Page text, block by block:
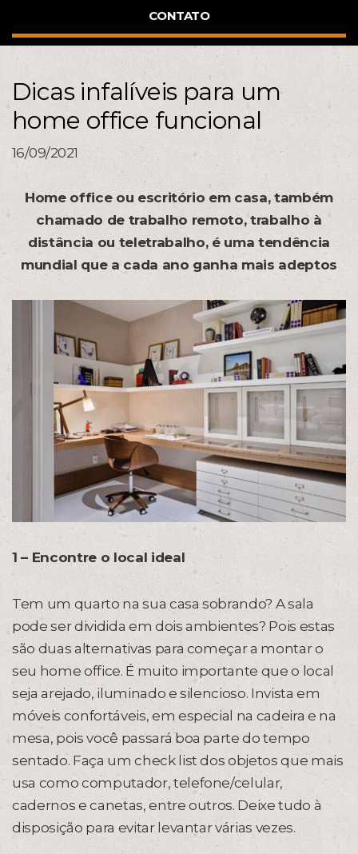
CONTATO
Dicas infalíveis para um
home office funcional
16/09/2021
Home office ou escritório em casa, também
chamado de trabalho remoto, trabalho à
distância ou teletrabalho, é uma tendência
mundial que a cada ano ganha mais adeptos
1 – Encontre o local ideal
Tem um quarto na sua casa sobrando? A sala
pode ser dividida em dois ambientes? Pois estas
são duas alternativas para começar a montar o
seu home office. É muito importante que o local
seja arejado, iluminado e silencioso. Invista em
móveis confortáveis, em especial na cadeira e na
mesa, pois você passará boa parte do tempo
sentado. Faça um check list dos objetos que mais
usa como computador, telefone/celular,
cadernos e canetas, entre outros. Deixe tudo à
disposição para evitar levantar várias vezes.